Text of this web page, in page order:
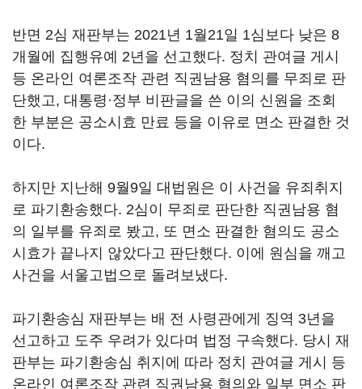
반면 2심 재판부는 2021년 1월21일 1심보다 낮은 8
개월에 집행유예 2년을 선고했다. 정치 관여글 게시
등 온라인 여론조작 관련 직권남용 혐의를 무죄로 판
단했고, 대통령·정부 비판글을 쓴 이의 신원을 조회
한 부분은 공소시효 만료 등을 이유로 면소 판결한 것
이다.
하지만 지난해 9월9일 대법원은 이 사건을 유죄취지
로 파기환송했다. 2심이 무죄로 판단한 직권남용 혐
의 일부를 유죄로 봤고, 또 면소 판결한 혐의도 공소
시효가 끝나지 않았다고 판단했다. 이에 원심을 깨고
사건을 서울고법으로 돌려보냈다.
파기환송심 재판부는 배 전 사령관에게 징역 3년을
선고하고 도주 우려가 있다며 법정 구속했다. 당시 재
판부는 파기환송심 취지에 따라 정치 관여글 게시 등
온라인 여론조작 관련 직권남용 혐의와 일부 면소 판